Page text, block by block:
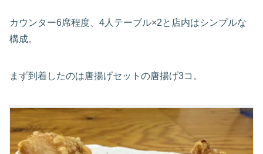
カウンター6席程度、4人テーブル×2と店内はシンプルな
構成。
まず到着したのは唐揚げセットの唐揚げ3コ。